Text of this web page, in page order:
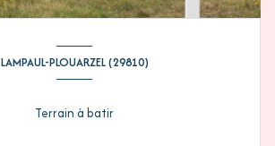
LAMPAUL-PLOUARZEL (29810)
Terrain à batir